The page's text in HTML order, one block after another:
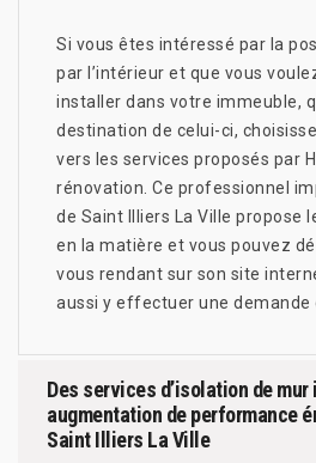
Si vous êtes intéressé par la
par l’intérieur et que vous
installer dans votre immeuble,
destination de celui-ci,
vers les services proposés par
rénovation. Ce professionnel
de Saint Illiers La Ville propose
en la matière et vous pouvez
vous rendant sur son site
aussi y effectuer une demande
Des services d’isolation de
augmentation de performance
Saint Illiers La Ville